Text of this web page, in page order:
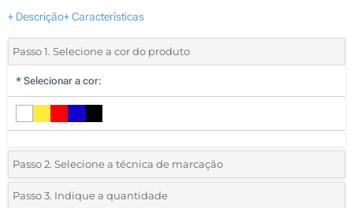
+ Descrição+ Características
Passo 1. Selecione a cor do produto
* Selecionar a cor:
Passo 2. Selecione a técnica de marcação
*Selecione o tipo de marcação e as cores do logotipo:
Passo 3. Indique a quantidade